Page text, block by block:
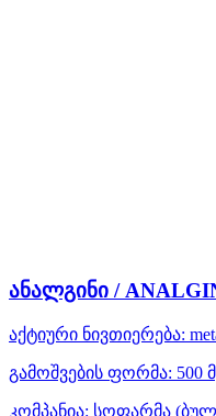
ანალგინი /
აქტიური ნივთიერება:
გამოშვების ფორმა: 500
კომპანია: სოფარმა